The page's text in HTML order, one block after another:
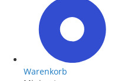
Warenkorb